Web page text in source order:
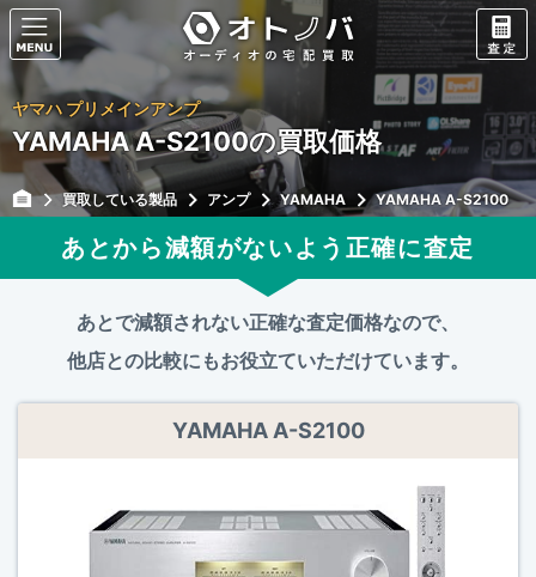
ヤマハ プリメインアンプ
YAMAHA A-S2100の買取価格
買取している製品 アンプ YAMAHA YAMAHA A-S2100
あとから減額がないよう正確に査定
あとで減額されない正確な査定価格なので、
他店との比較にもお役立ていただけています。
YAMAHA A-S2100